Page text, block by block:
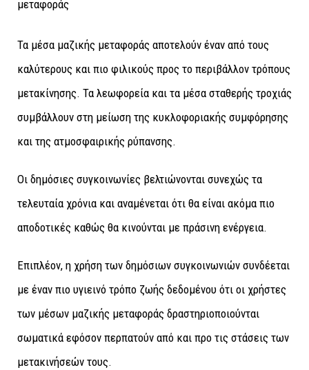
Τα μέσα μαζικής μεταφοράς αποτελούν έναν από τους
καλύτερους και πιο φιλικούς προς το περιβάλλον τρόπους
μετακίνησης. Τα λεωφορεία και τα μέσα σταθερής τροχιάς
συμβάλλουν στη μείωση της κυκλοφοριακής συμφόρησης
και της ατμοσφαιρικής ρύπανσης.
Οι δημόσιες συγκοινωνίες βελτιώνονται συνεχώς τα
τελευταία χρόνια και αναμένεται ότι θα είναι ακόμα πιο
αποδοτικές καθώς θα κινούνται με πράσινη ενέργεια.
Επιπλέον, η χρήση των δημόσιων συγκοινωνιών συνδέεται
με έναν πιο υγιεινό τρόπο ζωής δεδομένου ότι οι χρήστες
των μέσων μαζικής μεταφοράς δραστηριοποιούνται
σωματικά εφόσον περπατούν από και προ τις στάσεις των
μετακινήσεών τους.